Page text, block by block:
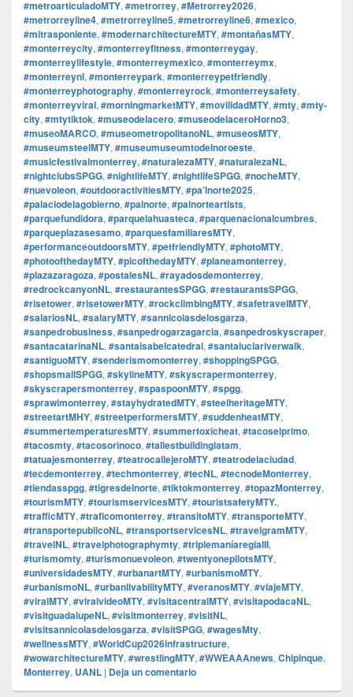
#metroarticuladoMTY, #metrorrey, #Metrorrey2026,
#metrorreyline4, #metrorreyline5, #metrorreyline6, #mexico,
#mitrasponiente, #modernarchitectureMTY, #montañasMTY,
#monterreycity, #monterreyfitness, #monterreygay,
#monterreylifestyle, #monterreymexico, #monterreymx,
#monterreynl, #monterreypark, #monterreypetfriendly,
#monterreyphotography, #monterreyrock, #monterreysafety,
#monterreyviral, #morningmarketMTY, #movilidadMTY, #mty, #mty-
city, #mtytiktok, #museodelacero, #museodelaceroHorno3,
#museoMARCO, #museometropolitanoNL, #museosMTY,
#museumsteelMTY, #museumuseumtodelnoroeste,
#musicfestivalmonterrey, #naturalezaMTY, #naturalezaNL,
#nightclubsSPGG, #nightlifeMTY, #nightlifeSPGG, #nocheMTY,
#nuevoleon, #outdooractivitiesMTY, #pa’lnorte2025,
#palaciodelagobierno, #palnorte, #palnorteartists,
#parquefundidora, #parquelahuasteca, #parquenacionalcumbres,
#parqueplazasesamo, #parquesfamiliaresMTY,
#performanceoutdoorsMTY, #petfriendlyMTY, #photoMTY,
#photoofthedayMTY, #picofthedayMTY, #planeamonterrey,
#plazazaragoza, #postalesNL, #rayadosdemonterrey,
#redrockcanyonNL, #restaurantesSPGG, #restaurantsSPGG,
#risetower, #risetowerMTY, #rockclimbingMTY, #safetravelMTY,
#salariosNL, #salaryMTY, #sannicolasdelosgarza,
#sanpedrobusiness, #sanpedrogarzagarcia, #sanpedroskyscraper,
#santacatarinaNL, #santaisabelcatedral, #santaluciariverwalk,
#santiguoMTY, #senderismomonterrey, #shoppingSPGG,
#shopsmallSPGG, #skylineMTY, #skyscrapermonterrey,
#skyscrapersmonterrey, #spaspoonMTY, #spgg,
#sprawlmonterrey, #stayhydratedMTY, #steelheritageMTY,
#streetartMHY, #streetperformersMTY, #suddenheatMTY,
#summertemperaturesMTY, #summertoxicheat, #tacoselprimo,
#tacosmty, #tacosorinoco, #tallestbuildinglatam,
#tatuajesmonterrey, #teatrocallejeroMTY, #teatrodelaciudad,
#tecdemonterrey, #techmonterrey, #tecNL, #tecnodeMonterrey,
#tiendasspgg, #tigresdelnorte, #tiktokmonterrey, #topazMonterrey,
#tourismMTY, #tourismservicesMTY, #touristsafetyMTY.,
#trafficMTY, #traficomonterrey, #transitoMTY, #transporteMTY,
#transportepublicoNL, #transportservicesNL, #travelgramMTY,
#travelNL, #travelphotographymty, #triplemaníaregiaIII,
#turismomty, #turismonuevoleon, #twentyonepilotsMTY,
#universidadesMTY, #urbanartMTY, #urbanismoMTY,
#urbanismoNL, #urbanlivabilityMTY, #veranosMTY, #viajeMTY,
#viralMTY, #viralvideoMTY, #visitacentralMTY, #visitapodacaNL,
#visitguadalupeNL, #visitmonterrey, #visitNL,
#visitsannicolasdelosgarza, #visitSPGG, #wagesMty,
#wellnessMTY, #WorldCup2026infrastructure,
#wowarchitectureMTY, #wrestlingMTY, #WWEAAAnews, Chipinque,
Monterrey, UANL | Deja un comentario